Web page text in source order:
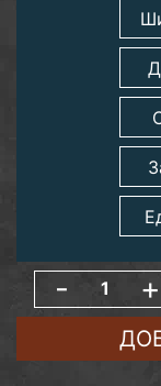
- +